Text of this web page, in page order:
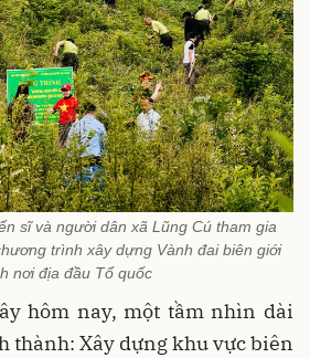
sĩ và người dân xã Lũng Cú tham gia
trình xây dựng Vành đai biên giới
nơi địa đầu Tổ quốc
hôm nay, một tầm nhìn dài
thành: Xây dựng khu vực biên